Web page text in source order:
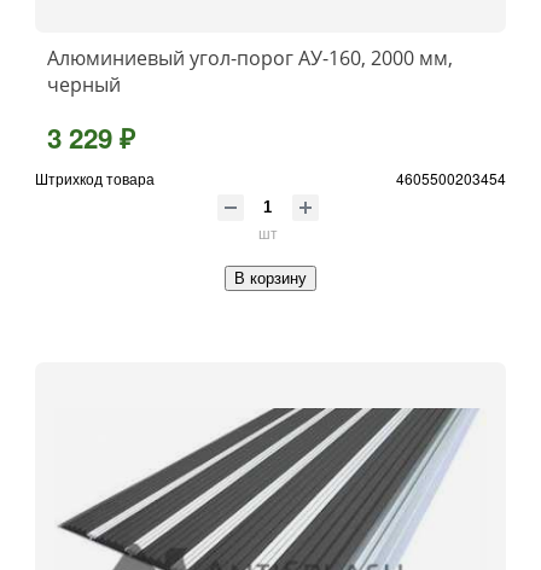
Алюминиевый угол-порог АУ-160, 2000 мм,
черный
3 229 ₽
Штрихкод товара 4605500203454
шт
В корзину